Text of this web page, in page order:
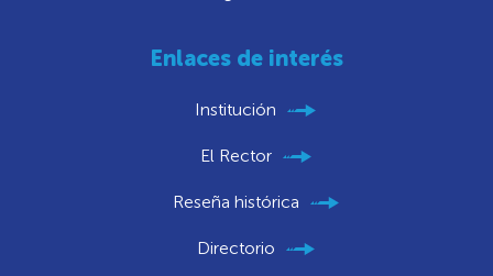
Enlaces de interés
Institución
El Rector
Reseña histórica
Directorio